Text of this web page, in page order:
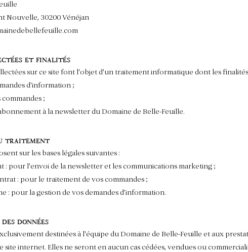
Nouvelle, 30200 Vénéjan
et finalités
sur ce site font l'objet d'un traitement informatique dont les
d'information ;
;
à la newsletter du Domaine de Belle-Feuille.
traitement
sur les bases légales suivantes :
: pour l'envoi de la newsletter et les communications marketing ;
: pour le traitement de vos commandes ;
: pour la gestion de vos demandes d'information.
données
destinées à l'équipe du Domaine de Belle-Feuille et aux
site internet. Elles ne seront en aucun cas cédées, vendues ou